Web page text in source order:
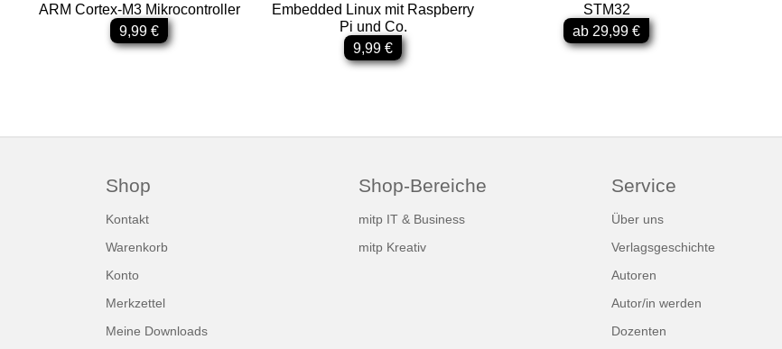
ARM Cortex-M3 Mikrocontroller
9,99 €
Embedded Linux mit Raspberry
Pi und Co.
9,99 €
STM32
ab 29,99 €
Shop
Kontakt
Warenkorb
Konto
Merkzettel
Meine Downloads
Shop-Bereiche
mitp IT & Business
mitp Kreativ
Service
Über uns
Verlagsgeschichte
Autoren
Autor/in werden
Dozenten